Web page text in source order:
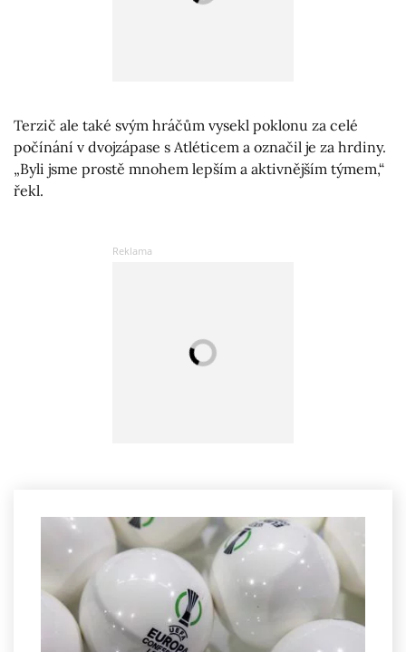
Terzič ale také svým hráčům vysekl poklonu za celé
počínání v dvojzápase s Atléticem a označil je za hrdiny.
„Byli jsme prostě mnohem lepším a aktivnějším týmem,“
řekl.